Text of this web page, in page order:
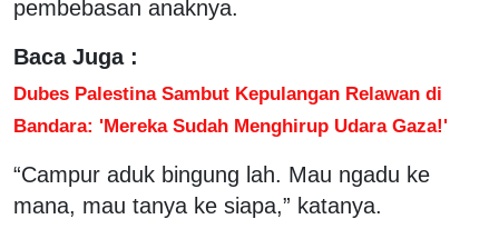
pembebasan anaknya.
Baca Juga :
Dubes Palestina Sambut Kepulangan Relawan di
Bandara: 'Mereka Sudah Menghirup Udara Gaza!'
“Campur aduk bingung lah. Mau ngadu ke
mana, mau tanya ke siapa,” katanya.